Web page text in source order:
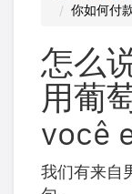
你如何付
怎么
用葡
você
我们有来自